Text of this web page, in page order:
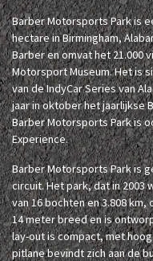
Barber Motorsports Park is
hectare in Birmingham,
Barber en omvat het 21.000
Motorsport Museum. Het is
van de IndyCar Series van
jaar in oktober het jaarlijkse
Barber Motorsports Park is
Experience.
Barber Motorsports Park is
circuit. Het park, dat in
van 16 bochten en 3.808
14 meter breed en is
lay-out is compact, met
pitlane bevindt zich aan de